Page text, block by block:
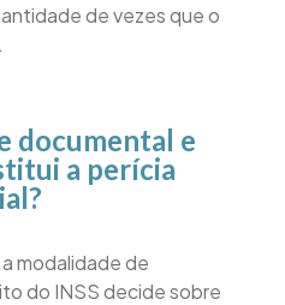
de vezes que o
documental e
a perícia
modalidade de
do INSS decide sobre